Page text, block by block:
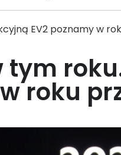
EV2 poznamy w
tym
roku